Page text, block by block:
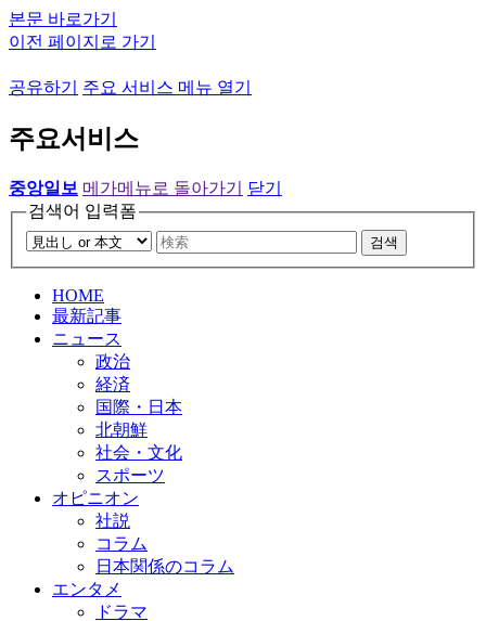
본문 바로가기
이전 페이지로 가기
공유하기 주요 서비스 메뉴 열기
주요서비스
중앙일보 메가메뉴로 돌아가기
닫기
검색어 입력폼
검색
HOME
最新記事
ニュース
政治
経済
国際・日本
北朝鮮
社会・文化
スポーツ
オピニオン
社説
コラム
日本関係のコラム
エンタメ
ドラマ